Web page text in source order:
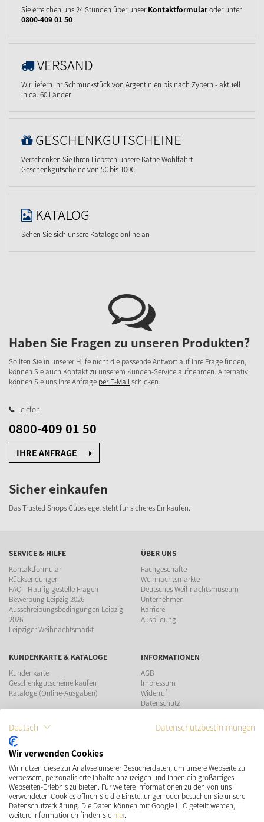
Sie erreichen uns 24 Stunden über unserKontaktformularoder unter
0800-409 01 50
VERSAND
Wir liefern Ihr Schmuckstück von Argentinien bis nach Zypern - aktuell
in ca. 60 Länder
GESCHENKGUTSCHEINE
Verschenken Sie Ihren Liebsten unsere Käthe Wohlfahrt
Geschenkgutscheine von 5€ bis 100€
KATALOG
Sehen Sie sich unsere Kataloge online an
Haben Sie Fragen zu unseren Produkten?
Sollten Sie in unserer Hilfe nicht die passende Antwort auf Ihre Frage finden,
können Sie auch Kontakt zu unserem Kunden-Service aufnehmen. Alternativ
können Sie uns Ihre Anfrage per E-Mailschicken.
Telefon
0800-409 01 50
IHRE ANFRAGE
Sicher einkaufen
Das Trusted Shops Gütesiegel steht für sicheres Einkaufen.
SERVICE & HILFE
Kontaktformular
Rücksendungen
FAQ - Häufig gestelle Fragen
Bewerbung Leipzig 2026
Ausschreibungsbedingungen Leipzig
2026
Leipziger Weihnachtsmarkt
ÜBER UNS
Fachgeschäfte
Weihnachtsmärkte
Deutsches Weihnachtsmuseum
Unternehmen
Karriere
Ausbildung
KUNDENKARTE & KATALOGE
Kundenkarte
Geschenkgutscheine kaufen
Kataloge (Online-Ausgaben)
INFORMATIONEN
AGB
Impressum
Widerruf
Datenschutz
ZAHLUNGSMÖGLICHKEITEN
VERSAND SOCIAL MEDIA
Deutsch Datenschutzbestimmungen
Wir verwenden Cookies
Wir nutzen diese zur Analyse unserer Besucherdaten, um unsere Webseite zu
verbessern, personalisierte Inhalte anzuzeigen und Ihnen ein großartiges
Webseiten-Erlebnis zu bieten. Für weitere Informationen zu den von uns
verwendeten Cookies öffnen Sie die Einstellungen oder besuchen Sie unsere
Datenschutzerklärung. Die Daten können mit Google LLC geteilt werden,
weitere Informationen finden Sie hier.